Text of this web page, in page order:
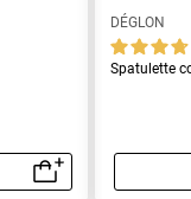
DÉGLON
Spatulette